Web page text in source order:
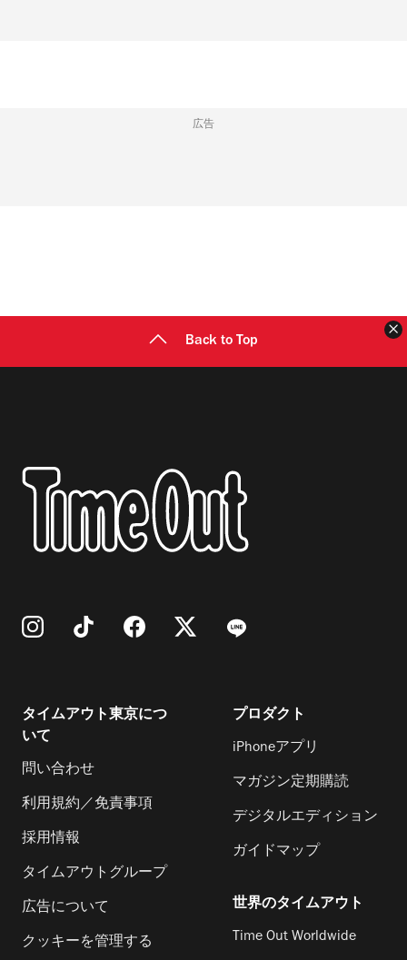
広告
Back to Top
タイムアウト東京につ
いて
問い合わせ
利用規約／免責事項
採用情報
タイムアウトグループ
広告について
クッキーを管理する
プロダクト
iPhoneアプリ
マガジン定期購読
デジタルエディション
ガイドマップ
世界のタイムアウト
Time Out Worldwide